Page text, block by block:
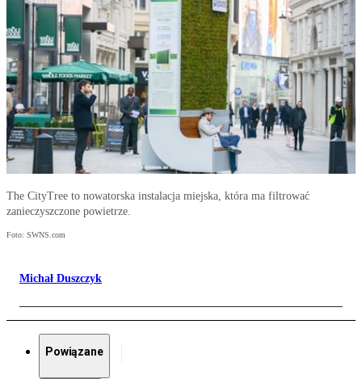
The CityTree to nowatorska instalacja miejska, która ma filtrować
zanieczyszczone powietrze.
Foto: SWNS.com
Michał Duszczyk
Powiązane